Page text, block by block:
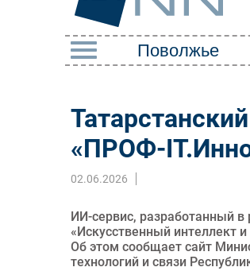
Импорто­замещение
Автоматизация
Промышленности
Мобильная связь
Фиксированная связь
«ПРОФ-
02.06.2026
ИИ-сервис, разработанный в
«Искусственный интеллект
Об этом сообщает сайт
технологий и связи